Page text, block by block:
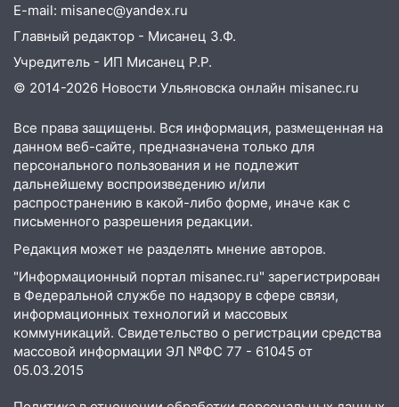
E-mail: misanec@yandex.ru
Главный редактор - Мисанец З.Ф.
Учредитель - ИП Мисанец Р.Р.
© 2014-2026 Новости Ульяновска онлайн misanec.ru
Все права защищены. Вся информация, размещенная на
данном веб-сайте, предназначена только для
персонального пользования и не подлежит
дальнейшему воспроизведению и/или
распространению в какой-либо форме, иначе как с
письменного разрешения редакции.
Редакция может не разделять мнение авторов.
"Информационный портал misanec.ru" зарегистрирован
в Федеральной службе по надзору в сфере связи,
информационных технологий и массовых
коммуникаций. Свидетельство о регистрации средства
массовой информации ЭЛ №ФС 77 - 61045 от
05.03.2015